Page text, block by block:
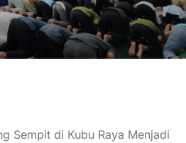
Sempit di Kubu Raya Menjadi